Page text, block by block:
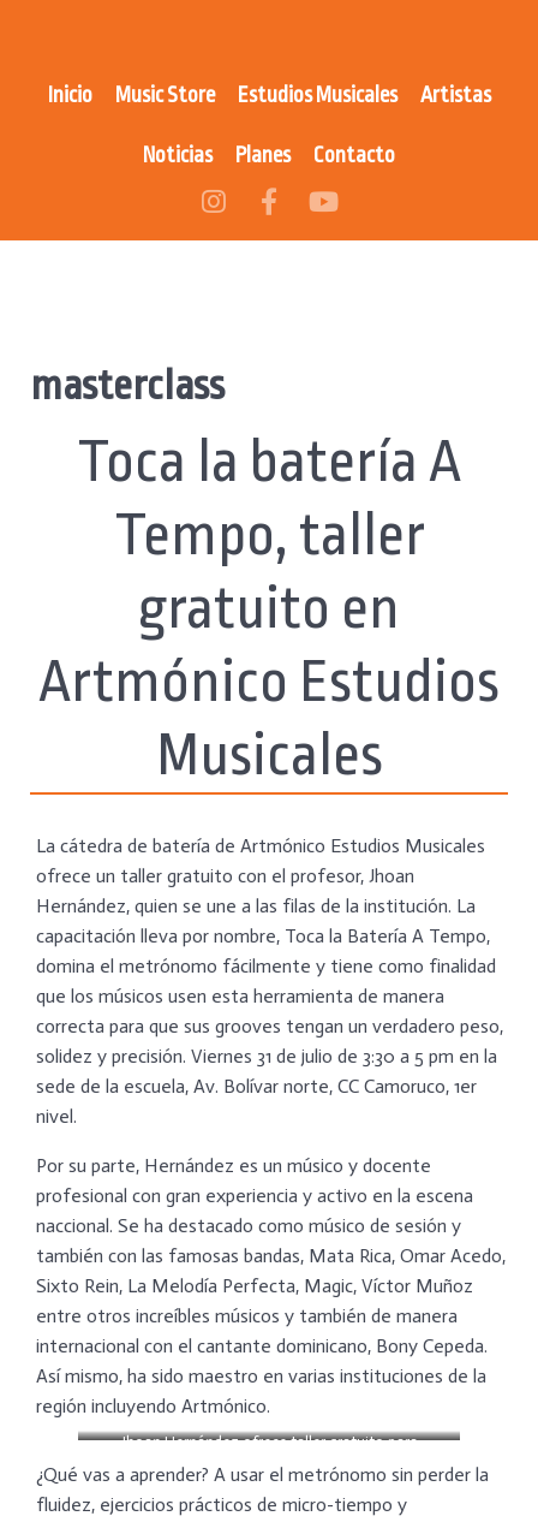
Inicio Music Store Estudios Musicales Artistas
Noticias Planes Contacto
masterclass
Toca la batería A
Tempo, taller
gratuito en
Artmónico Estudios
Musicales
La cátedra de batería de Artmónico Estudios Musicales
ofrece un taller gratuito con el profesor, Jhoan
Hernández, quien se une a las filas de la institución. La
capacitación lleva por nombre, Toca la Batería A Tempo,
domina el metrónomo fácilmente y tiene como finalidad
que los músicos usen esta herramienta de manera
correcta para que sus grooves tengan un verdadero peso,
solidez y precisión. Viernes 31 de julio de 3:30 a 5 pm en la
sede de la escuela, Av. Bolívar norte, CC Camoruco, 1er
nivel.
Por su parte, Hernández es un músico y docente
profesional con gran experiencia y activo en la escena
naccional. Se ha destacado como músico de sesión y
también con las famosas bandas, Mata Rica, Omar Acedo,
Sixto Rein, La Melodía Perfecta, Magic, Víctor Muñoz
entre otros increíbles músicos y también de manera
internacional con el cantante dominicano, Bony Cepeda.
Así mismo, ha sido maestro en varias instituciones de la
región incluyendo Artmónico.
Jhoan Hernández ofrece taller gratuito para
percusionistas
¿Qué vas a aprender? A usar el metrónomo sin perder la
fluidez, ejercicios prácticos de micro-tiempo y